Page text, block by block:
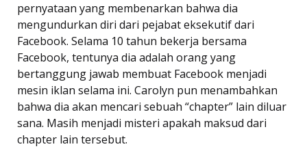
pernyataan yang membenarkan bahwa dia
mengundurkan diri dari pejabat eksekutif dari
Facebook. Selama 10 tahun bekerja bersama
Facebook, tentunya dia adalah orang yang
bertanggung jawab membuat Facebook menjadi
mesin iklan selama ini. Carolyn pun menambahkan
bahwa dia akan mencari sebuah “chapter” lain diluar
sana. Masih menjadi misteri apakah maksud dari
chapter lain tersebut.